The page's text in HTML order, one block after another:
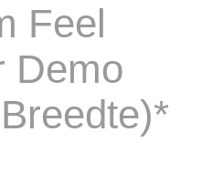
Feel
Demo